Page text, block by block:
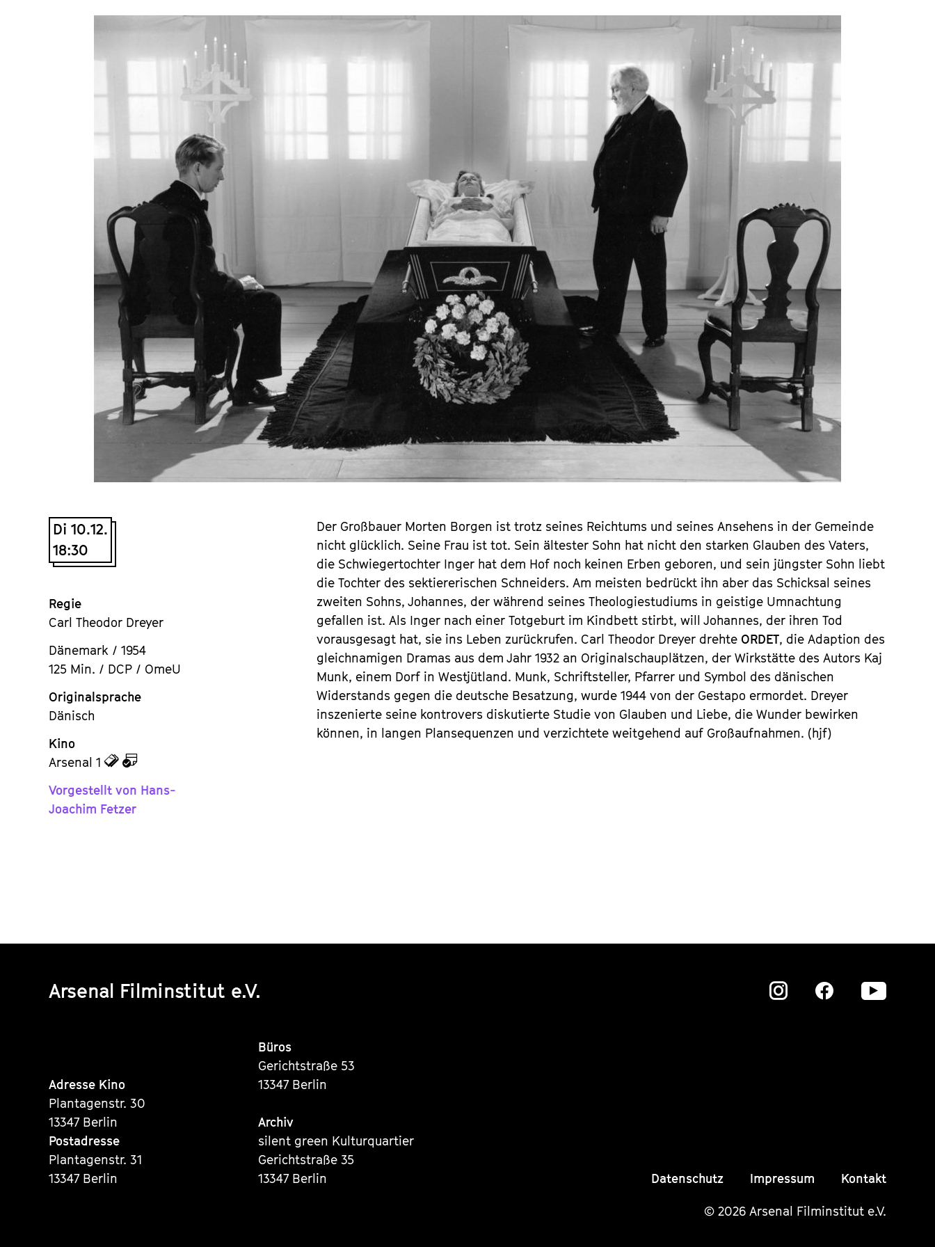
Di 10.12.
18:30
Regie
Carl Theodor Dreyer
Dänemark / 1954
125 Min. / DCP / OmeU
Originalsprache
Dänisch
Kino
Arsenal 1
zu
TicketsKalender
Vorgestellt von Hans-
Joachim Fetzer
Der Großbauer Morten Borgen ist trotz seines Reichtums und seines Ansehens in der Gemeinde
nicht glücklich. Seine Frau ist tot. Sein ältester Sohn hat nicht den starken Glauben des Vaters,
die Schwiegertochter Inger hat dem Hof noch keinen Erben geboren, und sein jüngster Sohn liebt
die Tochter des sektiererischen Schneiders. Am meisten bedrückt ihn aber das Schicksal seines
zweiten Sohns, Johannes, der während seines Theologiestudiums in geistige Umnachtung
gefallen ist. Als Inger nach einer Totgeburt im Kindbett stirbt, will Johannes, der ihren Tod
vorausgesagt hat, sie ins Leben zurückrufen. Carl Theodor Dreyer drehte ORDET, die Adaption des
gleichnamigen Dramas aus dem Jahr 1932 an Originalschauplätzen, der Wirkstätte des Autors Kaj
Munk, einem Dorf in Westjütland. Munk, Schriftsteller, Pfarrer und Symbol des dänischen
Widerstands gegen die deutsche Besatzung, wurde 1944 von der ­Gestapo ermordet. Dreyer
inszenierte seine kontrovers diskutierte Studie von Glauben und Liebe, die Wunder bewirken
können, in langen Plansequenzen und verzichtete weitgehend auf Großaufnahmen. (hjf)
Arsenal Filminstitut e.V.
Zu
Zu
Zu
Adresse Kino
Plantagenstr. 30
13347 Berlin
Postadresse
Plantagenstr. 31
13347 Berlin
Büros
Gerichtstraße 53
13347 Berlin
Archiv
silent green Kulturquartier
Gerichtstraße 35
13347 Berlin
Datenschutz Impressum Kontakt
© 2026 Arsenal Filminstitut e.V.